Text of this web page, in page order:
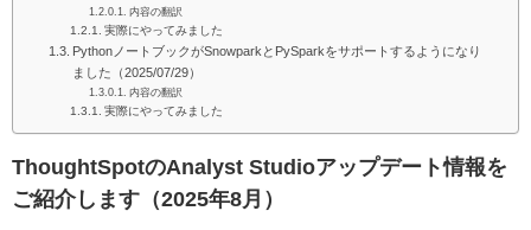
内容の翻訳
実際にやってみました
PythonノートブックがSnowparkとPySparkをサポートするようになり
ました（2025/07/29）
内容の翻訳
実際にやってみました
ThoughtSpotのAnalyst Studioアップデート情報を
ご紹介します（2025年8月）